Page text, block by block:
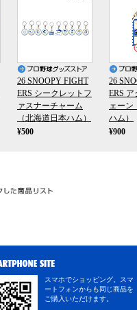
26 SNOOPY FIGHT
ERS シークレットフ
ァスナーチャーム
（北海道日本ハム）
¥500
26
ERS
ェーン
ハム）
¥900
スマホでショッピング。スマ
ートフォンからも同じ商品を
ご購入いただけます。